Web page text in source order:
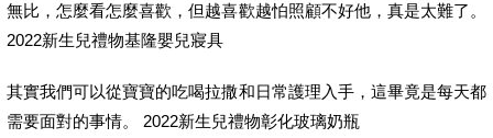
無比，怎麼看怎麼喜歡，但越喜歡越怕照顧不好他，真是太難了。
2022新生兒禮物基隆嬰兒寢具
其實我們可以從寶寶的吃喝拉撒和日常護理入手，這畢竟是每天都
需要面對的事情。 2022新生兒禮物彰化玻璃奶瓶